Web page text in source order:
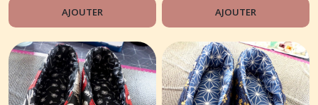
AJOUTER AJOUTER